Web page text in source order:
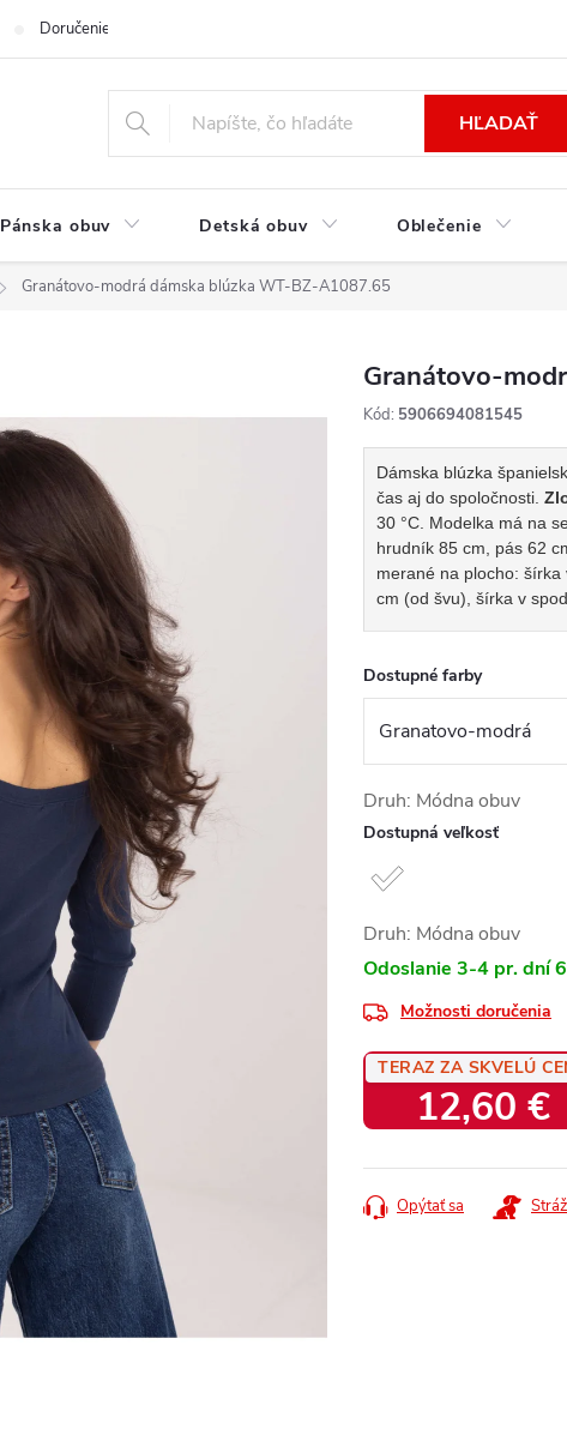
Doručenie a platba
HĽADAŤ
Pánska obuv Detská obuv Oblečenie
Granátovo-modrá dámska blúzka WT-BZ-A1087.65
Granátovo-
Kód: 5906694081545
Dámska blúzka
čas aj do spoločnosti.
30 °C. Modelka má na
hrudník 85 cm, pás 62
merané na plocho:
cm (od švu), šírka v
Dostupné farby
Druh: Módna obuv
Dostupná veľkosť
Druh: Módna obuv
Odoslanie 3-4 pr. dní
Možnosti doručenia
TERAZ ZA SKVELÚ
12,60 €
cena:
Opýtať sa